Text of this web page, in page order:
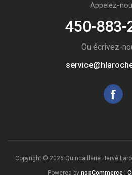
Appelez-
450-883-
Ou écrivez-
Copyright © 2026 Quincaillerie Hervé
Powered by nopCommerce